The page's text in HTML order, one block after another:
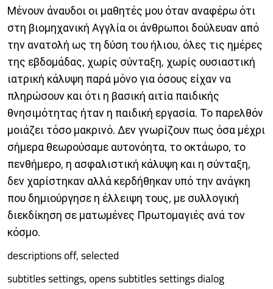
Μένουν άναυδοι οι μαθητές μου όταν αναφέρω ότι
στη βιομηχανική Αγγλία οι άνθρωποι δούλευαν από
την ανατολή ως τη δύση του ήλιου, όλες τις ημέρες
της εβδομάδας, χωρίς σύνταξη, χωρίς ουσιαστική
ιατρική κάλυψη παρά μόνο για όσους είχαν να
πληρώσουν και ότι η βασική αιτία παιδικής
θνησιμότητας ήταν η παιδική εργασία. Το παρελθόν
μοιάζει τόσο μακρινό. Δεν γνωρίζουν πως όσα μέχρι
σήμερα θεωρούσαμε αυτονόητα, το οκτάωρο, το
πενθήμερο, η ασφαλιστική κάλυψη και η σύνταξη,
δεν χαρίστηκαν αλλά κερδήθηκαν υπό την ανάγκη
που δημιούργησε η έλλειψη τους, με συλλογική
διεκδίκηση σε ματωμένες Πρωτομαγιές ανά τον
κόσμο.
descriptions off, selected
subtitles settings, opens subtitles settings dialog